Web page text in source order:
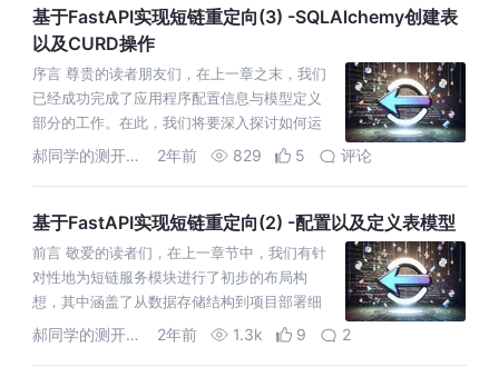
基于FastAPI实现短链重定向(3) -SQLAlchemy创建表
以及CURD操作
序言 尊贵的读者朋友们，在上一章之末，我们
已经成功完成了应用程序配置信息与模型定义
部分的工作。在此，我们将要深入探讨如何运
用SQLAlchemy工具包来便捷地创建数据库
郝同学的测开笔记 2年前 829 5 评论
基于FastAPI实现短链重定向(2) -配置以及定义表模型
前言 敬爱的读者们，在上一章节中，我们有针
对性地为短链服务模块进行了初步的布局构
想，其中涵盖了从数据存储结构到项目部署细
节等诸多重要方面。在本篇文章中，我们将逐
郝同学的测开笔记 2年前 1.3k 9 2